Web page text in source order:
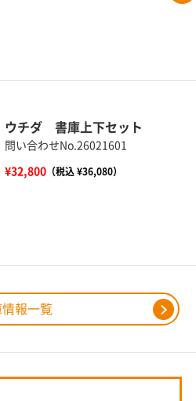
報一覧
ウチダ 書庫上下セット
問い合わせNo.26021601
¥32,800（税込 ¥36,080）